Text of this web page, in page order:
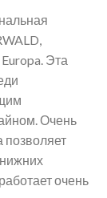
Эта
Очень
позволяет
нижних
очень